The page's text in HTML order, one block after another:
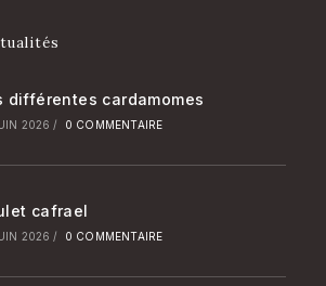
différentes cardamomes
2026 / 0 COMMENTAIRE
cafrael
2026 / 0 COMMENTAIRE